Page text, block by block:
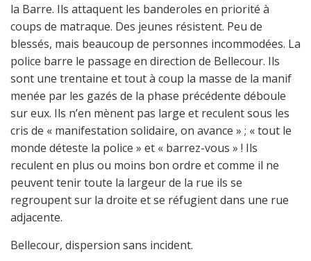
la Barre. Ils attaquent les banderoles en priorité à
coups de matraque. Des jeunes résistent. Peu de
blessés, mais beaucoup de personnes incommodées. La
police barre le passage en direction de Bellecour. Ils
sont une trentaine et tout à coup la masse de la manif
menée par les gazés de la phase précédente déboule
sur eux. Ils n’en mènent pas large et reculent sous les
cris de « manifestation solidaire, on avance » ; « tout le
monde déteste la police » et « barrez-vous » ! Ils
reculent en plus ou moins bon ordre et comme il ne
peuvent tenir toute la largeur de la rue ils se
regroupent sur la droite et se réfugient dans une rue
adjacente.
Bellecour, dispersion sans incident.